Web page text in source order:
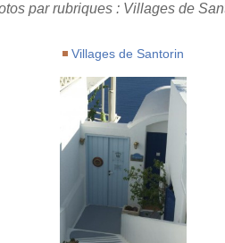
par rubriques : Villages de
Villages de Santorin